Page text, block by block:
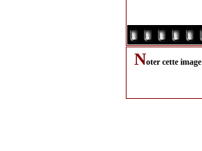
Noter cette image